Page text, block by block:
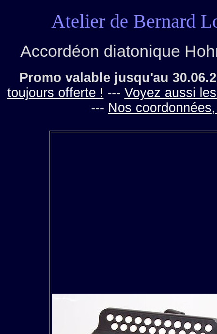
Atelier de Bernard
Accordéon diatonique
Promo valable jusqu'au
toujours offerte ! --- Voyez aussi
--- Nos